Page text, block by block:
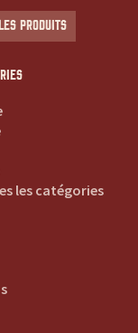
PRODUITS
les catégories